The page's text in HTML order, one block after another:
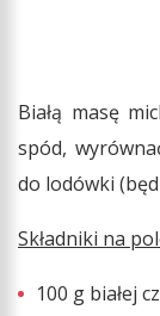
Białą masę
spód,
do lodówki
Składniki na
100 g białej